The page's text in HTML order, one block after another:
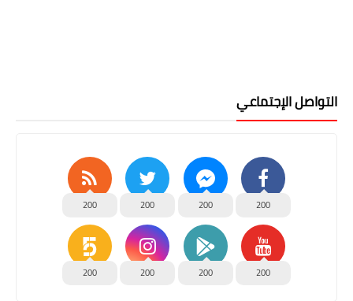
التواصل الإجتماعي
200
200
200
200
200
200
200
200